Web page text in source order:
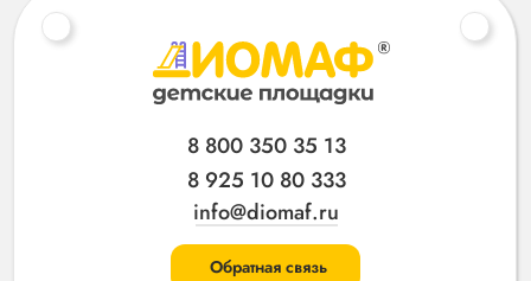
8 800 350 35 13
8 925 10 80 333
info@diomaf.ru
Обратная связь